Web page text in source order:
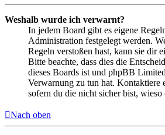
Weshalb wurde ich verwarnt?
In jedem Board gibt es eigene
Administration festgelegt werden.
Regeln verstoßen hast, kann sie dir
Bitte beachte, dass dies die
dieses Boards ist und phpBB
Verwarnung zu tun hat. Kontaktiere
sofern du die nicht sicher bist,
Nach oben